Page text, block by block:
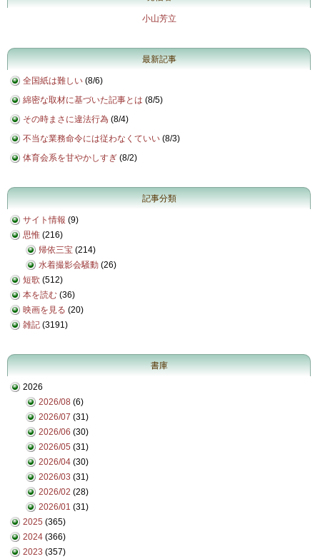
小山芳立
最新記事
全国紙は難しい (8/6)
綿密な取材に基づいた記事とは (8/5)
その時まさに違法行為 (8/4)
不当な業務命令には従わなくていい (8/3)
体育会系を甘やかしすぎ (8/2)
記事分類
サイト情報 (9)
思惟 (216)
帰依三宝 (214)
水着撮影会騒動 (26)
短歌 (512)
本を読む (36)
映画を見る (20)
雑記 (3191)
書庫
2026
2026/08 (6)
2026/07 (31)
2026/06 (30)
2026/05 (31)
2026/04 (30)
2026/03 (31)
2026/02 (28)
2026/01 (31)
2025 (365)
2024 (366)
2023 (357)